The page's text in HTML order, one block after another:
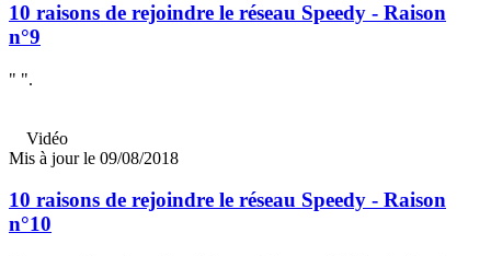
10 raisons de rejoindre le réseau Speedy - Raison
n°9
" ".
Vidéo
Mis à jour le 09/08/2018
10 raisons de rejoindre le réseau Speedy - Raison
n°10